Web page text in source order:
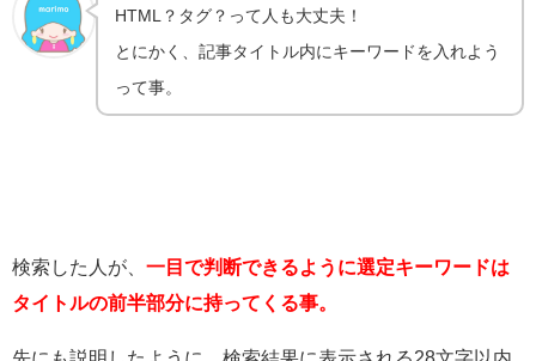
HTML？タグ？って人も大丈夫！
とにかく、記事タイトル内にキーワードを入れよう
って事。
検索した人が、 一目で判断できるように選定キーワードは
タイトルの前半部分に持ってくる事。